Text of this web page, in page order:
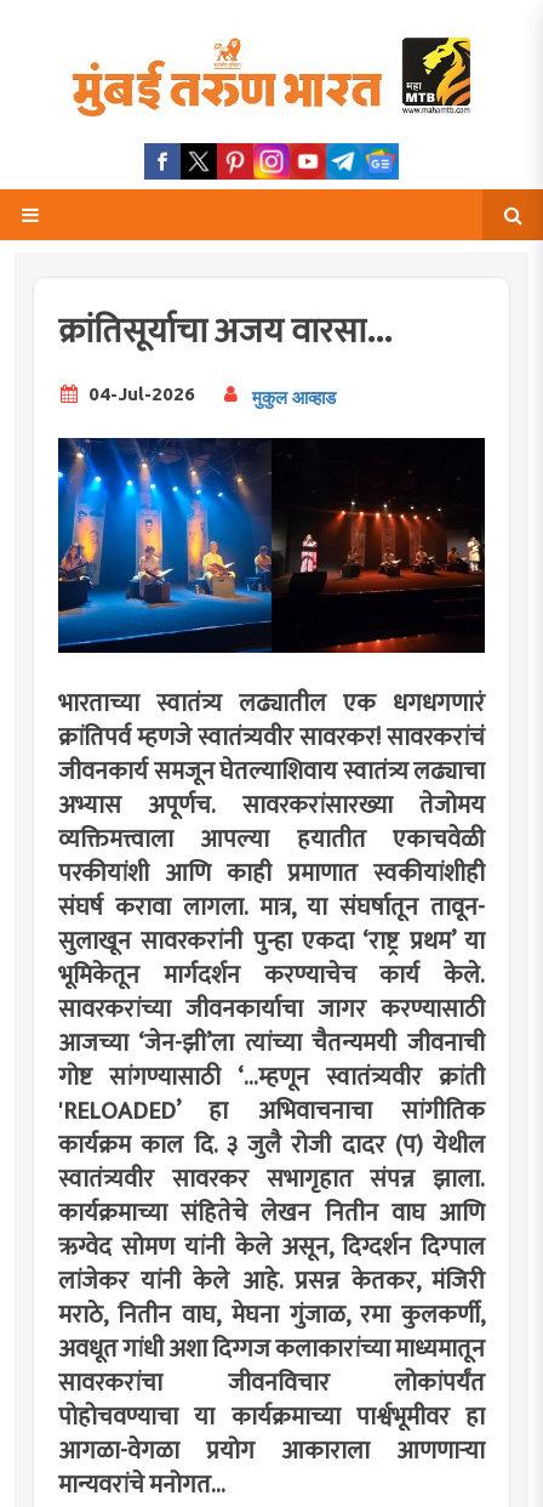
क्रांतिसूर्याचा अजय वारसा...
04-Jul-2026 मुकुल आव्हाड
भारताच्या स्वातंत्र्य लढ्यातील एक धगधगणारं
क्रांतिपर्व म्हणजे स्वातंत्र्यवीर सावरकर! सावरकरांचं
जीवनकार्य समजून घेतल्याशिवाय स्वातंत्र्य लढ्याचा
अभ्यास अपूर्णच. सावरकरांसारख्या तेजोमय
व्यक्तिमत्त्वाला आपल्या हयातीत एकाचवेळी
परकीयांशी आणि काही प्रमाणात स्वकीयांशीही
संघर्ष करावा लागला. मात्र, या संघर्षातून तावून-
सुलाखून सावरकरांनी पुन्हा एकदा ‘राष्ट्र प्रथम’ या
भूमिकेतून मार्गदर्शन करण्याचेच कार्य केले.
सावरकरांच्या जीवनकार्याचा जागर करण्यासाठी
आजच्या ‘जेन-झी’ला त्यांच्या चैतन्यमयी जीवनाची
गोष्ट सांगण्यासाठी ‘...म्हणून स्वातंत्र्यवीर क्रांती
'RELOADED’ हा अभिवाचनाचा सांगीतिक
कार्यक्रम काल दि. ३ जुलै रोजी दादर (प) येथील
स्वातंत्र्यवीर सावरकर सभागृहात संपन्न झाला.
कार्यक्रमाच्या संहितेचे लेखन नितीन वाघ आणि
ऋग्वेद सोमण यांनी केले असून, दिग्दर्शन दिग्पाल
लांजेकर यांनी केले आहे. प्रसन्न केतकर, मंजिरी
मराठे, नितीन वाघ, मेघना गुंजाळ, रमा कुलकर्णी,
अवधूत गांधी अशा दिग्गज कलाकारांच्या माध्यमातून
सावरकरांचा जीवनविचार लोकांपर्यंत
पोहोचवण्याचा या कार्यक्रमाच्या पार्श्वभूमीवर हा
आगळा-वेगळा प्रयोग आकाराला आणणार्‍या
मान्यवरांचे मनोगत...